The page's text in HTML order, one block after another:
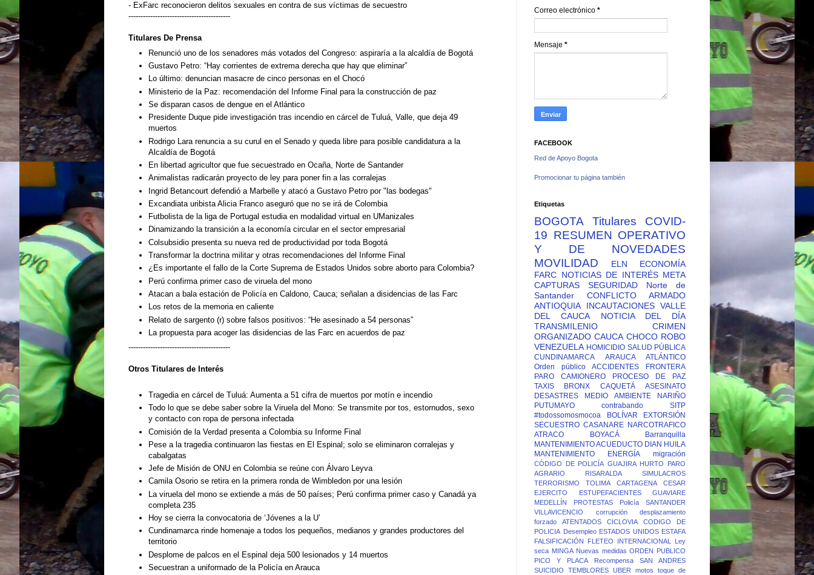
- ExFarc reconocieron delitos sexuales en contra de sus víctimas de secuestro
------------------------------------------
Titulares De Prensa
Renunció uno de los senadores más votados del Congreso: aspiraría a la alcaldía de Bogotá
Gustavo Petro: “Hay corrientes de extrema derecha que hay que eliminar”
Lo último: denuncian masacre de cinco personas en el Chocó
Ministerio de la Paz: recomendación del Informe Final para la construcción de paz
Se disparan casos de dengue en el Atlántico
Presidente Duque pide investigación tras incendio en cárcel de Tuluá, Valle, que deja 49
muertos
Rodrigo Lara renuncia a su curul en el Senado y queda libre para posible candidatura a la
Alcaldía de Bogotá
En libertad agricultor que fue secuestrado en Ocaña, Norte de Santander
Animalistas radicarán proyecto de ley para poner fin a las corralejas
Ingrid Betancourt defendió a Marbelle y atacó a Gustavo Petro por "las bodegas"
Excandiata uribista Alicia Franco aseguró que no se irá de Colombia
Futbolista de la liga de Portugal estudia en modalidad virtual en UManizales
Dinamizando la transición a la economía circular en el sector empresarial
Colsubsidio presenta su nueva red de productividad por toda Bogotá
Transformar la doctrina militar y otras recomendaciones del Informe Final
¿Es importante el fallo de la Corte Suprema de Estados Unidos sobre aborto para Colombia?
Perú confirma primer caso de viruela del mono
Atacan a bala estación de Policía en Caldono, Cauca; señalan a disidencias de las Farc
Los retos de la memoria en caliente
Relato de sargento (r) sobre falsos positivos: “He asesinado a 54 personas”
La propuesta para acoger las disidencias de las Farc en acuerdos de paz
------------------------------------------
Otros Titulares de Interés
Tragedia en cárcel de Tuluá: Aumenta a 51 cifra de muertos por motín e incendio
Todo lo que se debe saber sobre la Viruela del Mono: Se transmite por tos, estornudos, sexo
y contacto con ropa de persona infectada
Comisión de la Verdad presenta a Colombia su Informe Final
Pese a la tragedia continuaron las fiestas en El Espinal; solo se eliminaron corralejas y
cabalgatas
Jefe de Misión de ONU en Colombia se reúne con Álvaro Leyva
Camila Osorio se retira en la primera ronda de Wimbledon por una lesión
La viruela del mono se extiende a más de 50 países; Perú confirma primer caso y Canadá ya
completa 235
Hoy se cierra la convocatoria de ‘Jóvenes a la U’
Cundinamarca rinde homenaje a todos los pequeños, medianos y grandes productores del
territorio
Desplome de palcos en el Espinal deja 500 lesionados y 14 muertos
Secuestran a uniformado de la Policía en Arauca
Correo electrónico *
Mensaje *
FACEBOOK
Red de Apoyo Bogota
Promocionar tu página también
Etiquetas
BOGOTA Titulares
COVID-
19 RESUMEN OPERATIVO
Y DE NOVEDADES
MOVILIDAD
ELN
ECONOMÍA
FARC NOTICIAS DE INTERÉS META
CAPTURAS
SEGURIDAD
Norte de
Santander
CONFLICTO ARMADO
ANTIOQUIA
INCAUTACIONES VALLE
DEL CAUCA
NOTICIA DEL DÍA
TRANSMILENIO
CRIMEN
ORGANIZADO CAUCA CHOCO ROBO
VENEZUELA HOMICIDIO SALUD PÚBLICA
CUNDINAMARCA
ARAUCA
ATLÁNTICO
Orden público
ACCIDENTES
FRONTERA
PARO CAMIONERO
PROCESO DE PAZ
TAXIS
BRONX CAQUETÁ
ASESINATO
DESASTRES
MEDIO AMBIENTE
NARIÑO
PUTUMAYO
contrabando
SITP
#todossomosmocoa
BOLÍVAR
EXTORSIÓN
SECUESTRO CASANARE NARCOTRAFICO
ATRACO
BOYACÁ
Barranquilla
MANTENIMIENTO ACUEDUCTO DIAN HUILA
MANTENIMIENTO ENERGÍA
migración
CÓDIGO DE POLICÍA GUAJIRA HURTO
PARO
AGRARIO
RISARALDA
SIMULACROS
TERRORISMO
TOLIMA CARTAGENA
CESAR
EJERCITO
ESTUPEFACIENTES
GUAVIARE
MEDELLÍN
PROTESTAS Policía
SANTANDER
VILLAVICENCIO
corrupción
desplazamiento
forzado
ATENTADOS CICLOVIA
CODIGO DE
POLICIA Desempleo ESTADOS UNIDOS ESTAFA
FALSIFICACIÓN
FLETEO INTERNACIONAL
Ley
seca MINGA Nuevas medidas ORDEN PUBLICO
PICO Y PLACA
Recompensa
SAN ANDRES
SUICIDIO
TEMBLORES UBER motos
toque de